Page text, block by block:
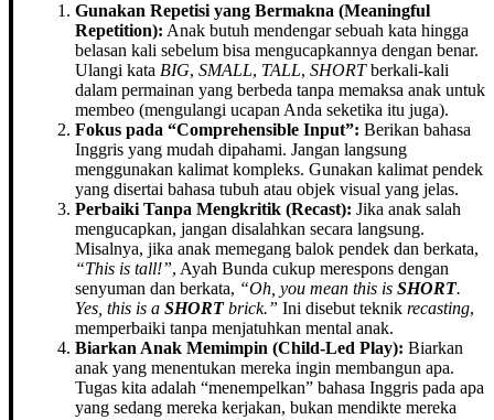
Gunakan Repetisi yang Bermakna (Meaningful
Repetition): Anak butuh mendengar sebuah kata hingga
belasan kali sebelum bisa mengucapkannya dengan benar.
Ulangi kata BIG, SMALL, TALL, SHORTberkali-kali
dalam permainan yang berbeda tanpa memaksa anak untuk
membeo (mengulangi ucapan Anda seketika itu juga).
Fokus pada “Comprehensible Input”: Berikan bahasa
Inggris yang mudah dipahami. Jangan langsung
menggunakan kalimat kompleks. Gunakan kalimat pendek
yang disertai bahasa tubuh atau objek visual yang jelas.
Perbaiki Tanpa Mengkritik (Recast): Jika anak salah
mengucapkan, jangan disalahkan secara langsung.
Misalnya, jika anak memegang balok pendek dan berkata,
“This is tall!”, Ayah Bunda cukup merespons dengan
senyuman dan berkata, “Oh, you mean this is SHORT.
Yes, this is a SHORTbrick.” Ini disebut teknik recasting,
memperbaiki tanpa menjatuhkan mental anak.
Biarkan Anak Memimpin (Child-Led Play): Biarkan
anak yang menentukan mereka ingin membangun apa.
Tugas kita adalah “menempelkan” bahasa Inggris pada apa
yang sedang mereka kerjakan, bukan mendikte mereka